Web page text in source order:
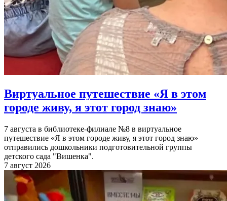
Виртуальное путешествие «Я в этом
городе живу, я этот город знаю»
7 августа в библиотеке-филиале №8 в виртуальное
путешествие «Я в этом городе живу, я этот город знаю»
отправились дошкольники подготовительной группы
детского сада "Вишенка".
7 август 2026